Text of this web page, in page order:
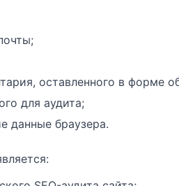
оставленного в форме
для аудита;
данные браузера.